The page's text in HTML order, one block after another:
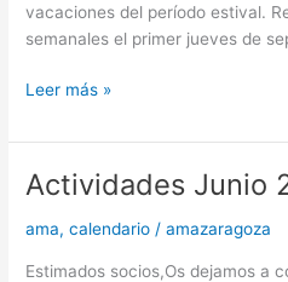
vacaciones del período estival.
semanales el primer jueves de
Leer más »
Actividades Junio
ama,calendario /amazaragoza
Estimados socios,Os dejamos a
Actividades
2019